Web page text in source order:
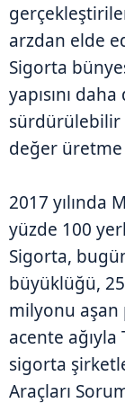
arzdan elde
Sigorta
yapısını
sürdürülebilir
değer üretme
2017 yılında
yüzde 100
Sigorta,
büyüklüğü,
milyonu aşan
acente ağıyla
sigorta
Araçları